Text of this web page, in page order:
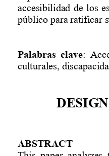
accesibilidad  de  los
público para ratificar
Palabras  clave:
culturales ,
ABSTRACT